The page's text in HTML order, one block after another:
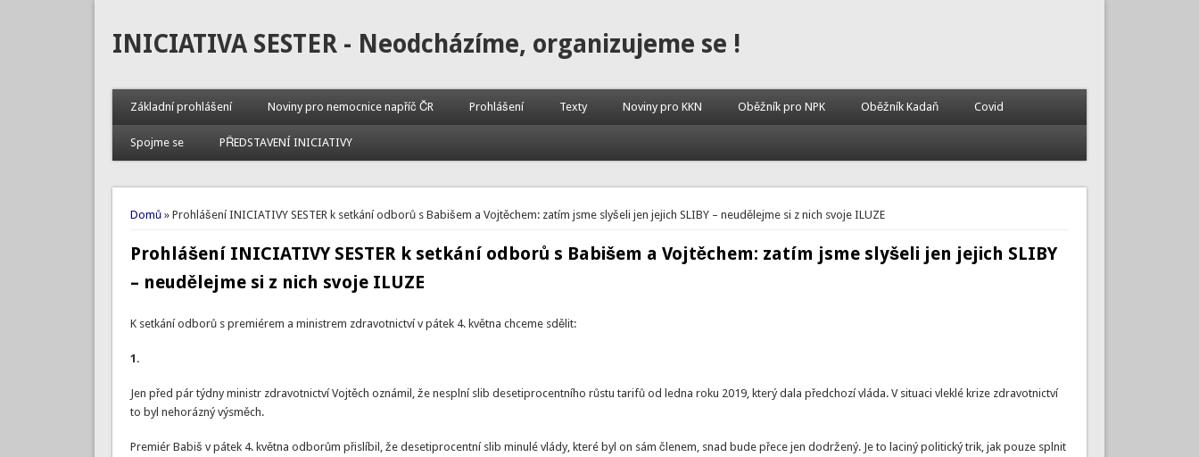
INICIATIVA SESTER - Neodcházíme, organizujeme se !
Základní prohlášení Noviny pro nemocnice napříč ČR Prohlášení Texty Noviny pro KKN Oběžník pro NPK Oběžník Kadaň Covid
Spojme se PŘEDSTAVENÍ INICIATIVY
Jste zde
Domů» Prohlášení INICIATIVY SESTER k setkání odborů s Babišem a Vojtěchem: zatím jsme slyšeli jen jejich SLIBY – neudělejme si z nich svoje ILUZE
Prohlášení INICIATIVY SESTER k setkání odborů s Babišem a Vojtěchem: zatím jsme slyšeli jen jejich SLIBY
– neudělejme si z nich svoje ILUZE
K setkání odborů s premiérem a ministrem zdravotnictví v pátek 4. května chceme sdělit:
1.
Jen před pár týdny ministr zdravotnictví Vojtěch oznámil, že nesplní slib desetiprocentního růstu tarifů od ledna roku 2019, který dala předchozí vláda. V situaci vleklé krize zdravotnictví
to byl nehorázný výsměch.
Premiér Babiš v pátek 4. května odborům přislíbil, že desetiprocentní slib minulé vlády, které byl on sám členem, snad bude přece jen dodržený. Je to laciný politický trik, jak pouze splnit